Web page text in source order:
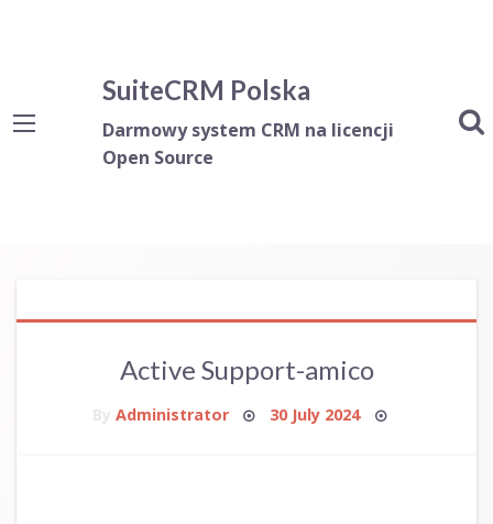
SuiteCRM Polska
Darmowy system CRM na licencji
Open Source
Active Support-amico
Administrator Posted
30 July 2024